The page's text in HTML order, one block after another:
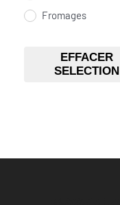
Fromages
Boissons
EFFACER
SELECTION